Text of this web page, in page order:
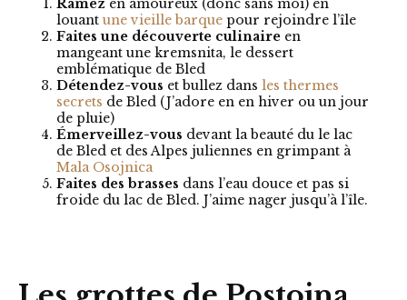
Ramez en amoureux (donc sans moi) en
louant une vieille barque pour rejoindre l’île
Faites une découverte culinaire en
mangeant une kremsnita, le dessert
emblématique de Bled
Détendez-vous et bullez dans les thermes
secrets de Bled (J’adore en en hiver ou un jour
de pluie)
Émerveillez-vous devant la beauté du le lac
de Bled et des Alpes juliennes en grimpant à
Mala Osojnica
Faites des brasses dans l’eau douce et pas si
froide du lac de Bled. J’aime nager jusqu’à l’île.